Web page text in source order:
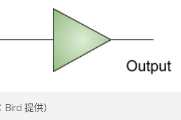
提供）